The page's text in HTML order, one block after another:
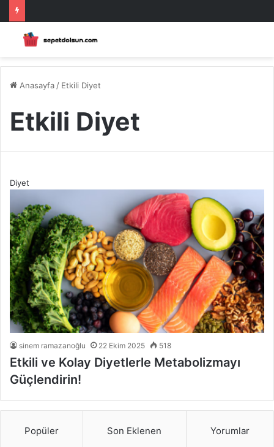
Anasayfa / Etkili Diyet
Etkili Diyet
Diyet
sinem ramazanoğlu 22 Ekim 2025 518
Etkili ve Kolay Diyetlerle Metabolizmayı
Güçlendirin!
Popüler Son Eklenen Yorumlar